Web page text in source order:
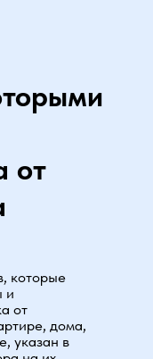
которые
и
от
дома,
указан в
от